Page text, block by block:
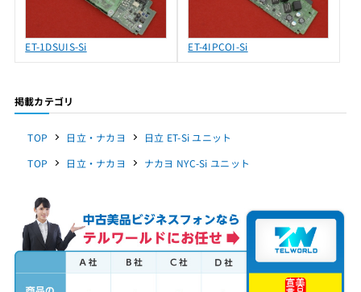
ET-1DSUIS-Si ET-4IPCOI-Si
掲載カテゴリ
TOP 日立・ナカヨ
日立 ET-Si ユニット
TOP
日立・ナカヨ ナカヨ NYC-Si ユニット